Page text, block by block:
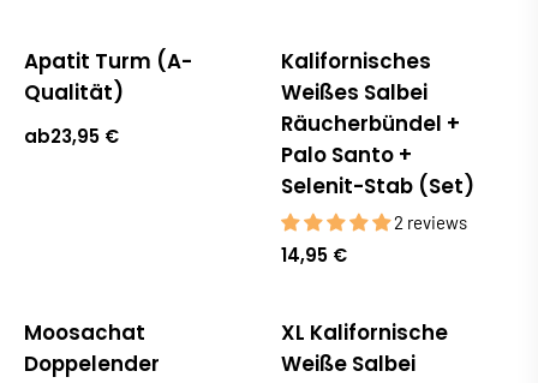
Apatit Turm (A-
Qualität)
ab23,95 €
Kalifornisches
Weißes Salbei
Räucherbündel +
Palo Santo +
Selenit-Stab (Set)
2 reviews
14,95 €
Moosachat
Doppelender
Sale
XL Kalifornische
Weiße Salbei